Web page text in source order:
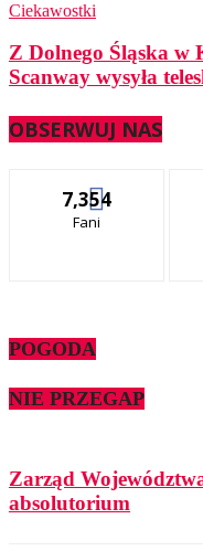
Ciekawostki
Z Dolnego Śląska w
Scanway wysyła
OBSERWUJ NAS
7,354
Fani
POGODA
NIE PRZEGAP
Zarząd
absolutorium